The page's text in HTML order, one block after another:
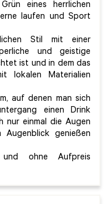
eines herrlichen
laufen und Sport
Stil mit einer
und geistige
ist und in dem das
lokalen Materialien
auf denen man sich
einen Drink
nur einmal die Augen
genießen
ohne Aufpreis